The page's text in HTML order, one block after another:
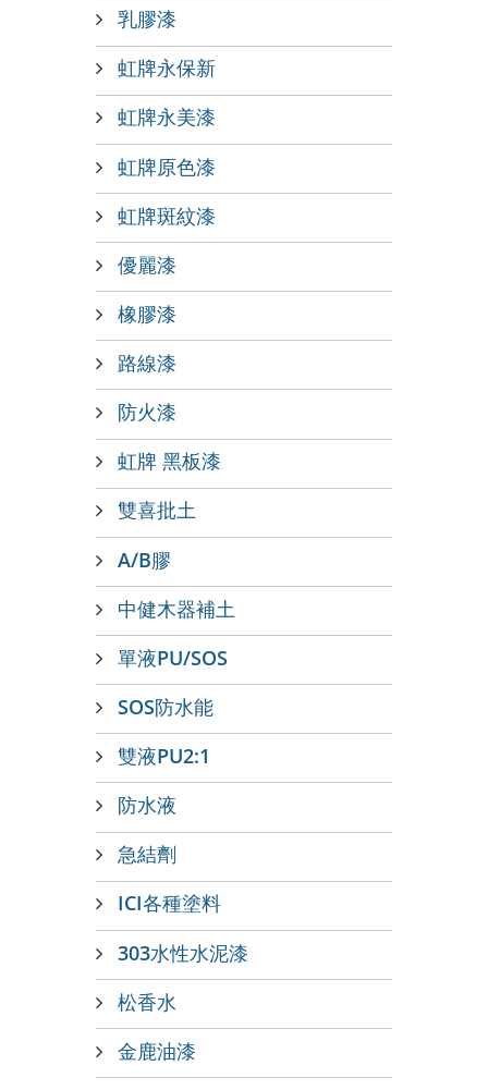
乳膠漆
虹牌永保新
虹牌永美漆
虹牌原色漆
虹牌斑紋漆
優麗漆
橡膠漆
路線漆
防火漆
虹牌 黑板漆
雙喜批土
A/B膠
中健木器補土
單液PU/SOS
SOS防水能
雙液PU2:1
防水液
急結劑
ICI各種塗料
303水性水泥漆
松香水
金鹿油漆